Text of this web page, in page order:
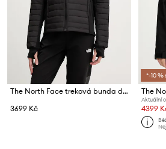
The North Face treková bunda dámská Canyonlands
3699 Kč
*-10 %
Aktuální
4399